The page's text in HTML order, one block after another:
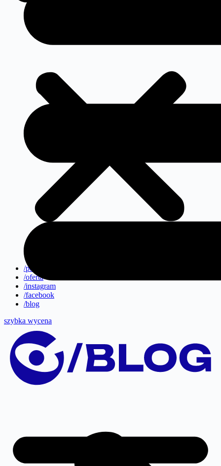
/portfolio
/oferta
/instagram
/facebook
/blog
szybka wycena